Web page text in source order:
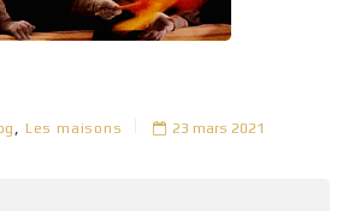
, Les maisons 23 mars 2021